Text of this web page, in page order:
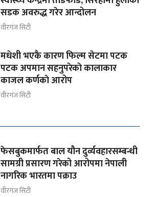
सडक अवरुद्ध गरेर आन्दोलन
वीरगंज सिटी
मधेशी भएकै कारण फिल्म सेटमा पटक
पटक अपमान सहनुपरेकाे कालाकार
काजल कर्णकाे आरोप
वीरगंज सिटी
फेसबुकमार्फत बाल यौन दुर्व्यवहारसम्बन्धी
सामग्री प्रसारण गरेको आरोपमा नेपाली
नागरिक भारतमा पक्राउ
वीरगंज सिटी